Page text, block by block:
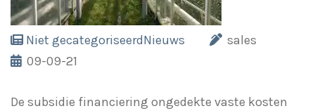
Niet gecategoriseerdNieuws
sales
09-09-21
De subsidie financiering ongedekte vaste kosten